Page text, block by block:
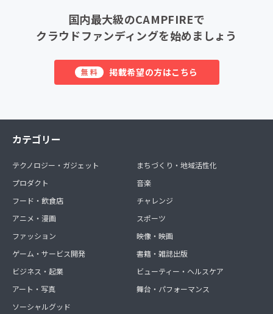
国内最大級のCAMPFIREで
クラウドファンディングを始めましょう
無料 掲載希望の方はこちら
カテゴリー
テクノロジー・ガジェット
プロダクト
フード・飲食店
アニメ・漫画
ファッション
ゲーム・サービス開発
ビジネス・起業
アート・写真
ソーシャルグッド
まちづくり・地域活性化
音楽
チャレンジ
スポーツ
映像・映画
書籍・雑誌出版
ビューティー・ヘルスケア
舞台・パフォーマンス